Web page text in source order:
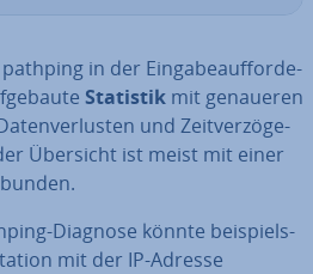
in der Ein­ga­be­auf­for­de­
Statistik mit genaueren
und Zeit­ver­zö­ge­
Übersicht ist meist mit einer
Diagnose könnte bei­spiels­
mit der IP-Adresse